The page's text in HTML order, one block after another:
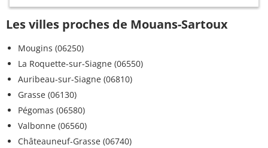
Les villes proches de Mouans-Sartoux
Mougins (06250)
La Roquette-sur-Siagne (06550)
Auribeau-sur-Siagne (06810)
Grasse (06130)
Pégomas (06580)
Valbonne (06560)
Châteauneuf-Grasse (06740)